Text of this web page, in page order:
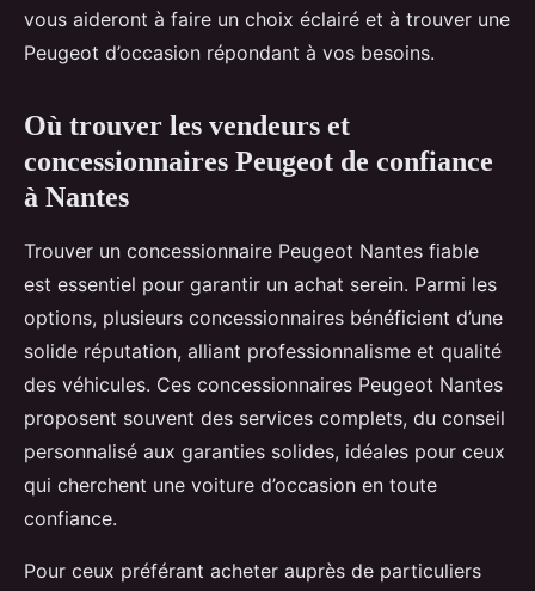
vous aideront à faire un choix éclairé et à trouver une
Peugeot d’occasion répondant à vos besoins.
Où trouver les vendeurs et
concessionnaires Peugeot de confiance
à Nantes
Trouver un concessionnaire Peugeot Nantes fiable
est essentiel pour garantir un achat serein. Parmi les
options, plusieurs concessionnaires bénéficient d’une
solide réputation, alliant professionnalisme et qualité
des véhicules. Ces concessionnaires Peugeot Nantes
proposent souvent des services complets, du conseil
personnalisé aux garanties solides, idéales pour ceux
qui cherchent une voiture d’occasion en toute
confiance.
Pour ceux préférant acheter auprès de particuliers